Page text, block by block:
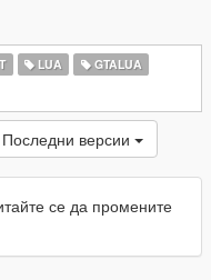
LUA
GTALUA
Последни версии
се да промените